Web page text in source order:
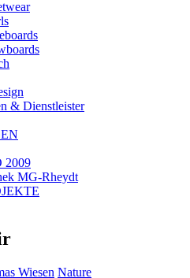
& Dienstleister
2009
MG-Rheydt
Wiesen Nature